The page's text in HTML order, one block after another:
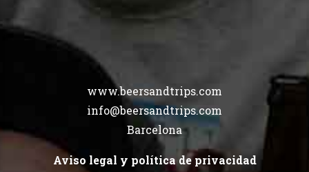
www.beersandtrips.com
info@beersandtrips.com
Barcelona
Aviso legal y política de privacidad